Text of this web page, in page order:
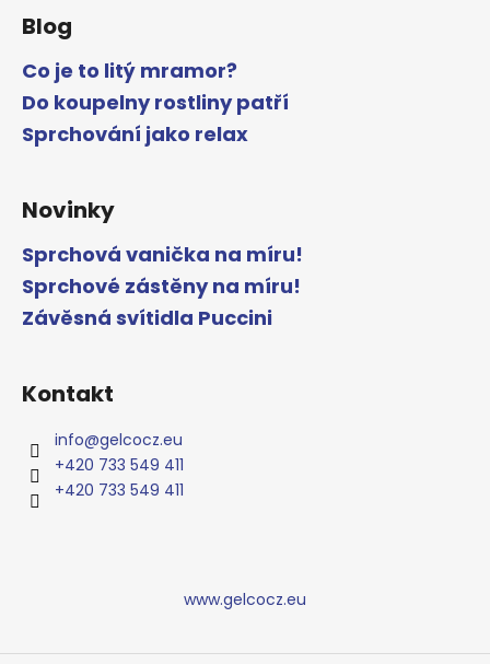
Blog
Co je to litý mramor?
Do koupelny rostliny patří
Sprchování jako relax
Novinky
Sprchová vanička na míru!
Sprchové zástěny na míru!
Závěsná svítidla Puccini
Kontakt
info@gelcocz.eu
+420 733 549 411
+420 733 549 411
www.gelcocz.eu